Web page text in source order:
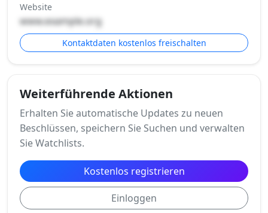
Website
www.example.org
Kontaktdaten kostenlos freischalten
Weiterführende Aktionen
Erhalten Sie automatische Updates zu neuen
Beschlüssen, speichern Sie Suchen und verwalten
Sie Watchlists.
Kostenlos registrieren
Einloggen